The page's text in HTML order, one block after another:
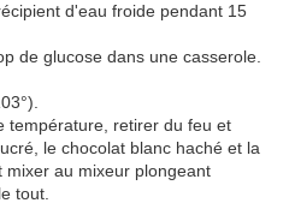
d'eau froide pendant 15
de glucose dans une casserole.
température, retirer du feu et
le chocolat blanc haché et la
au mixeur plongeant
tout.